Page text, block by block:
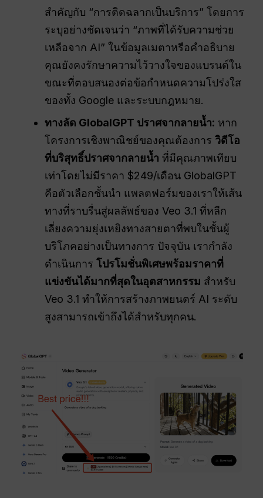
สำคัญกับ “การติดฉลากเป็นบริการ” โดยการ
ระบุอย่างชัดเจนว่า “ภาพที่ได้รับความช่วย
เหลือจาก AI” ในข้อมูลเมตาหรือคำอธิบาย
คุณยังคงรักษาความไว้วางใจของแบรนด์ใน
ขณะที่ตอบสนองต่อข้อกำหนดความโปร่งใส
ของทั้ง Google และระบบกฎหมาย.
ทางลัด GlobalGPT ปราศจากลายน้ำ: หาก
โครงการเชิงพาณิชย์ของคุณต้องการวิดีโอ
ที่บริสุทธิ์ปราศจากลายน้ำ ที่มีคุณภาพเทียบ
เท่าโดยไม่มีราคา $249/เดือน GlobalGPT
คือตัวเลือกชั้นนำ แพลตฟอร์มของเราให้เส้น
ทางที่ราบรื่นสู่ผลลัพธ์ของ Veo 3.1 ที่หลีก
เลี่ยงความยุ่งเหยิงทางสายตาที่พบในชั้นผู้
บริโภคอย่างเป็นทางการ ปัจจุบัน เรากำลัง
ดำเนินการโปรโมชั่นพิเศษพร้อมราคาที่
แข่งขันได้มากที่สุดในอุตสาหกรรม สำหรับ
Veo 3.1 ทำให้การสร้างภาพยนตร์ AI ระดับ
สูงสามารถเข้าถึงได้สำหรับทุกคน.